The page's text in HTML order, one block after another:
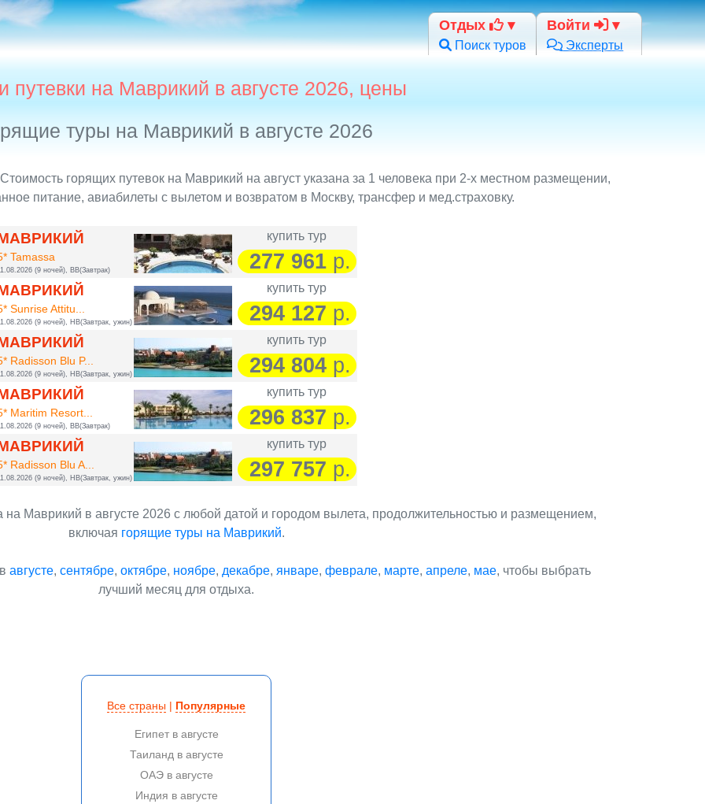
Отдых
Поиск туров
Войти
Эксперты
путевки на Маврикий в августе 2026, цены
туры на Маврикий в августе 2026
горящих путевок на Маврикий на август указана за 1 человека при 2-х местном размещении,
питание, авиабилеты с вылетом и возвратом в Москву, трансфер и мед.страховку.
Tamassa
(9 ночей), BB(Завтрак)
купить тур
277 961р.
Sunrise Attitu...
(9 ночей), HB(Завтрак, ужин)
купить тур
294 127 р.
Radisson Blu P...
(9 ночей), HB(Завтрак, ужин)
купить тур
294 804р.
Maritim Resort...
(9 ночей), BB(Завтрак)
купить тур
296 837 р.
Radisson Blu A...
(9 ночей), HB(Завтрак, ужин)
купить тур
297 757 р.
Маврикий в августе 2026 с любой датой и городом вылета, продолжительностью и размещением,
включая горящие туры на Маврикий.
августе, сентябре, октябре, ноябре, декабре, январе, феврале, марте, апреле, мае, чтобы выбрать
лучший месяц для отдыха.
Все страны | Популярные
Египет в августе
Таиланд в августе
ОАЭ в августе
Индия в августе